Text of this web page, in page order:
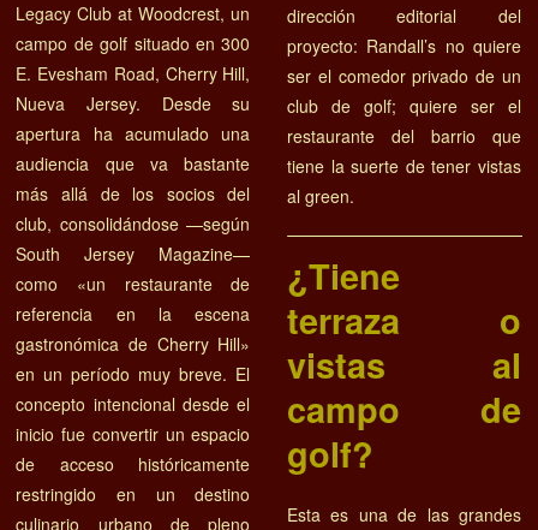
Legacy Club at Woodcrest, un
campo de golf situado en 300
E. Evesham Road, Cherry Hill,
Nueva Jersey. Desde su
apertura ha acumulado una
audiencia que va bastante
más allá de los socios del
club, consolidándose —según
South Jersey Magazine—
como «un restaurante de
referencia en la escena
gastronómica de Cherry Hill»
en un período muy breve. El
concepto intencional desde el
inicio fue convertir un espacio
de acceso históricamente
restringido en un destino
culinario urbano de pleno
dirección editorial del
proyecto: Randall’s no quiere
ser el comedor privado de un
club de golf; quiere ser el
restaurante del barrio que
tiene la suerte de tener vistas
al green.
¿Tiene
terraza o
vistas al
campo de
golf?
Esta es una de las grandes